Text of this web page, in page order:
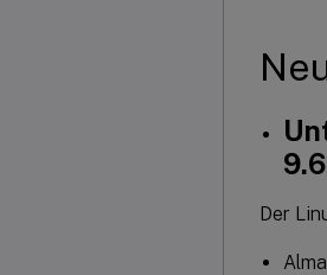
9.6
Der